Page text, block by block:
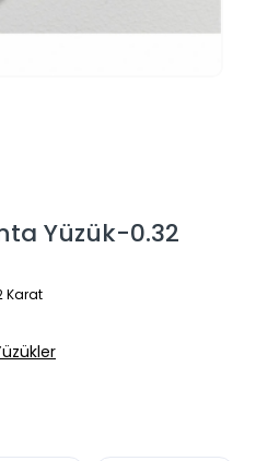
Yüzük-0.32
Karat